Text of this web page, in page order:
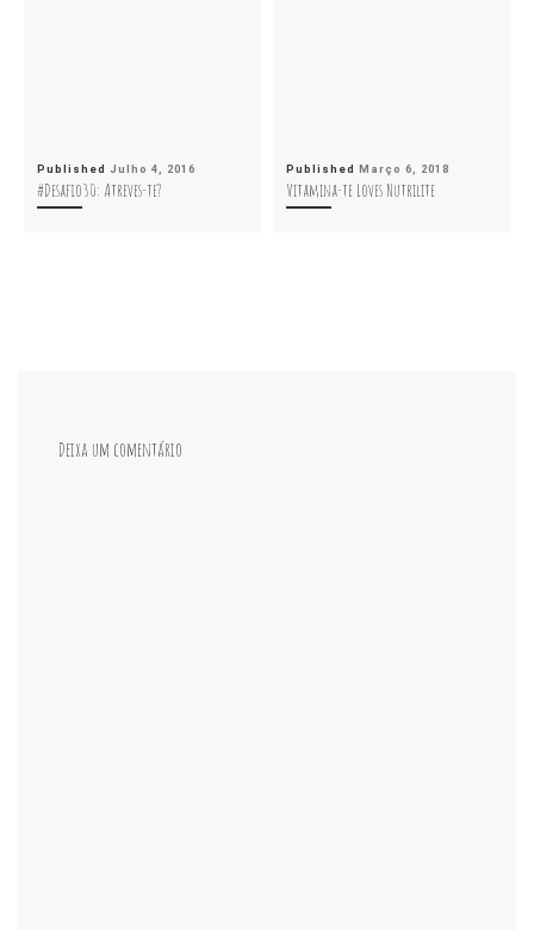
Published Julho 4, 2016
#Desafio30: Atreves-te?
Published Março 6, 2018
Vitamina-te Loves Nutrilite
Deixa um comentário